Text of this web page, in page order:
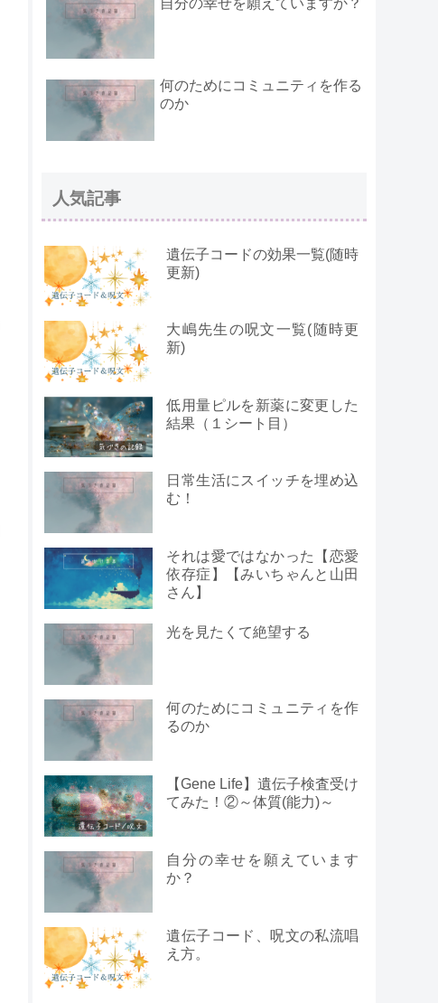
自分の幸せを願えていますか？
何のためにコミュニティを作る
のか
人気記事
遺伝子コードの効果一覧(随時
更新)
大嶋先生の呪文一覧(随時更
新)
低用量ピルを新薬に変更した
結果（１シート目）
日常生活にスイッチを埋め込
む！
それは愛ではなかった【恋愛
依存症】【みいちゃんと山田
さん】
光を見たくて絶望する
何のためにコミュニティを作
るのか
【Gene Life】遺伝子検査受け
てみた！②～体質(能力)～
自分の幸せを願えています
か？
遺伝子コード、呪文の私流唱
え方。